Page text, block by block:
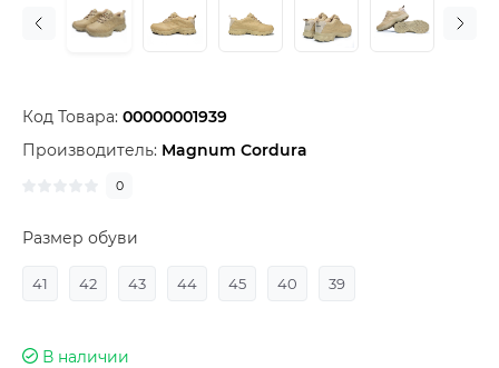
Код Товара: 00000001939
Производитель: Magnum Cordura
0
Размер обуви
41 42 43 44 45 40 39
В наличии